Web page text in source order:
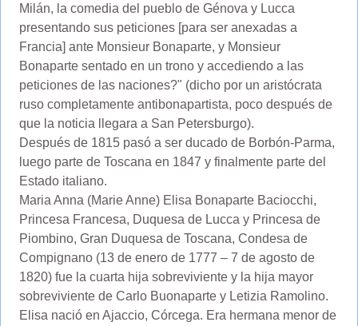
Milán, la comedia del pueblo de Génova y Lucca
presentando sus peticiones [para ser anexadas a
Francia] ante Monsieur Bonaparte, y Monsieur
Bonaparte sentado en un trono y accediendo a las
peticiones de las naciones?" (dicho por un aristócrata
ruso completamente antibonapartista, poco después de
que la noticia llegara a San Petersburgo).
Después de 1815 pasó a ser ducado de Borbón-Parma,
luego parte de Toscana en 1847 y finalmente parte del
Estado italiano.
Maria Anna (Marie Anne) Elisa Bonaparte Baciocchi,
Princesa Francesa, Duquesa de Lucca y Princesa de
Piombino, Gran Duquesa de Toscana, Condesa de
Compignano (13 de enero de 1777 – 7 de agosto de
1820) fue la cuarta hija sobreviviente y la hija mayor
sobreviviente de Carlo Buonaparte y Letizia Ramolino.
Elisa nació en Ajaccio, Córcega. Era hermana menor de